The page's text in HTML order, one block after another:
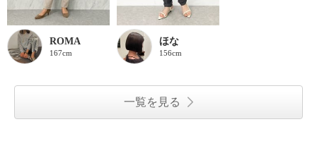
ROMA
167cm
ほな
156cm
一覧を見る